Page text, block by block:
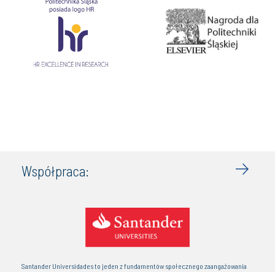
Współpraca:
Santander Universidades to jeden z fundamentów społecznego zaangażowania